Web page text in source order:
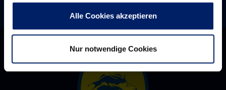
Alle Cookies akzeptieren
Nur notwendige Cookies